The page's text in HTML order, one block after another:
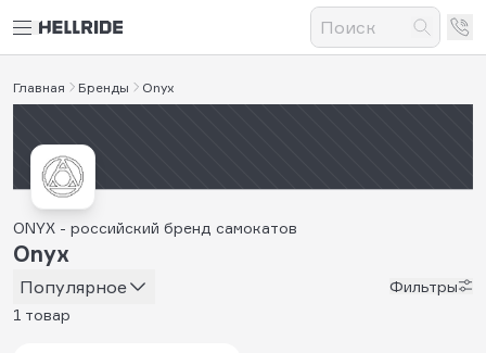
Главная Бренды Onyx
ONYX - российский бренд самокатов
Onyx
Популярное
Фильтры
1 товар